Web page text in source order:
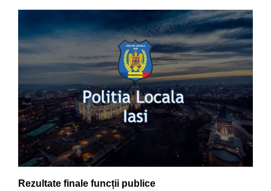
Rezultate finale funcții publice